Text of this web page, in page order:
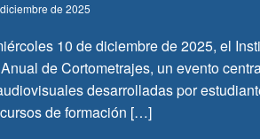
de 2025
10 de diciembre de 2025, el
de Cortometrajes, un evento
desarrolladas por
de formación […]